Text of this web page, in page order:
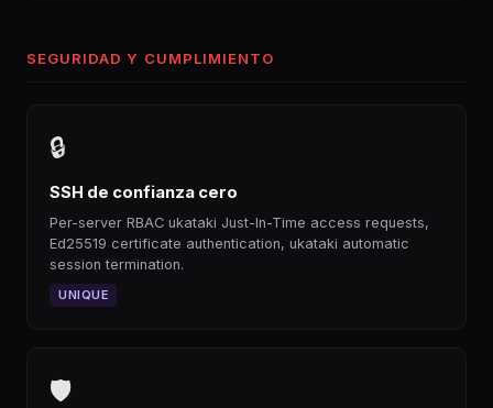
SEGURIDAD Y CUMPLIMIENTO
🔒
SSH de confianza cero
Per-server RBAC ukataki Just-In-Time access requests,
Ed25519 certificate authentication, ukataki automatic
session termination.
UNIQUE
🛡